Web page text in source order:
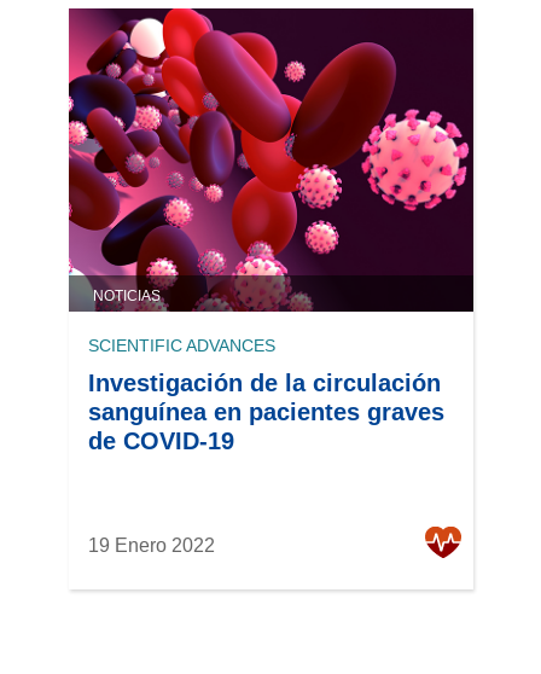
NOTICIAS
SCIENTIFIC ADVANCES
Investigación de la circulación
sanguínea en pacientes graves
de COVID-19
19 Enero 2022